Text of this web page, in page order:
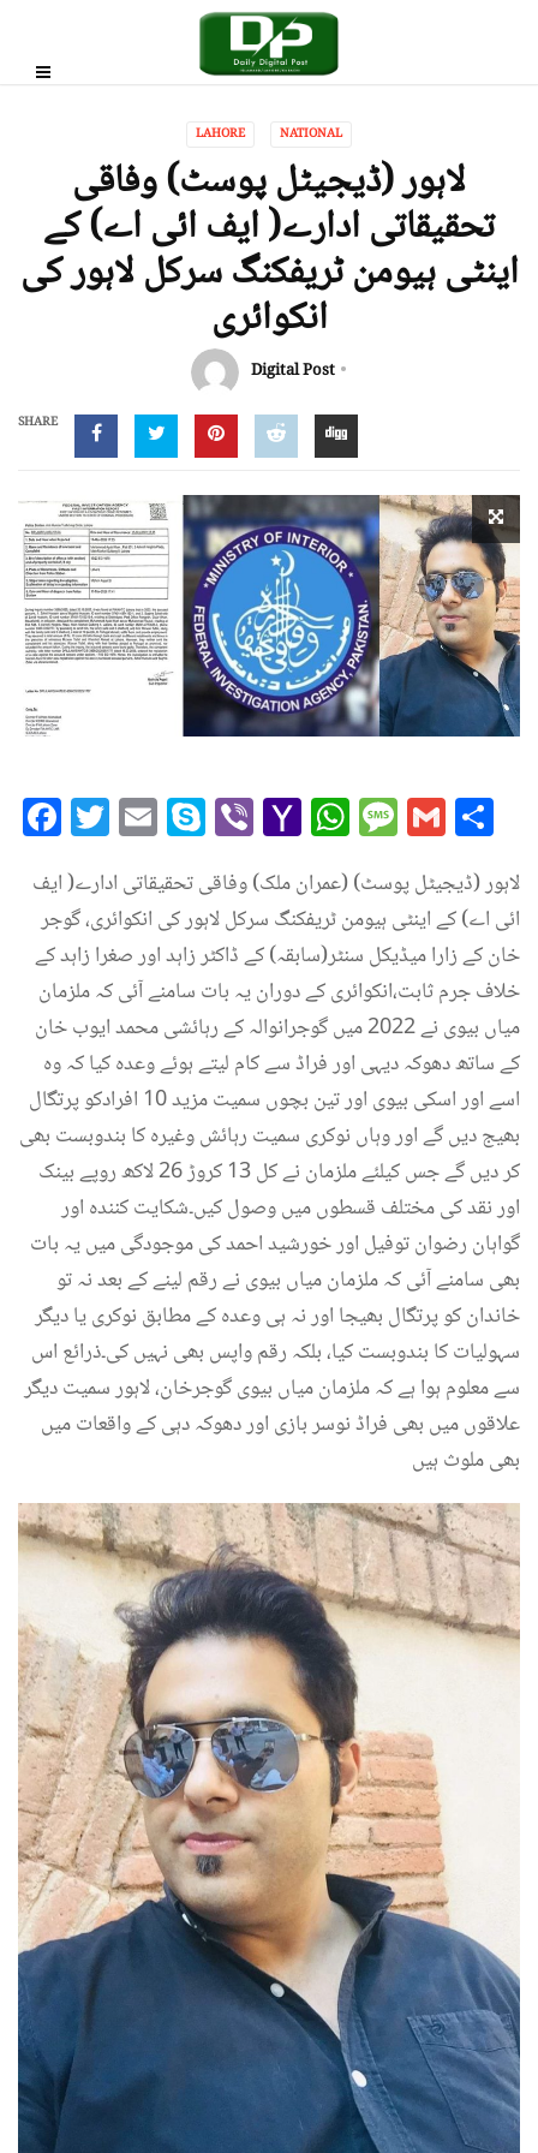
LAHORE NATIONAL
لاہور (ڈیجیٹل پوسٹ) وفاقی
تحقیقاتی ادارے( ایف ائی اے) کے
اینٹی ہیومن ٹریفکنگ سرکل لاہور کی
انکوائری
Digital Post
SHARE
Facebook
Twitter
EmailSkype
ViberYahoo
Mail
لاہور (ڈیجیٹل پوسٹ) (عمران ملک) وفاقی تحقیقاتی ادارے( ایف
ائی اے) کے اینٹی ہیومن ٹریفکنگ سرکل لاہور کی انکوائری، گوجر
خان کے زارا میڈیکل سنٹر(سابقہ) کے ڈاکٹر زاہد اور صغرا زاہد کے
خلاف جرم ثابت،انکوائری کے دوران یہ بات سامنے آئی کہ ملزمان
میاں بیوی نے 2022 میں گوجرانوالہ کے رہائشی محمد ایوب خان
کے ساتھ دھوکہ دیہی اور فراڈ سے کام لیتے ہوئے وعدہ کیا کہ وہ
اسے اور اسکی بیوی اور تین بچوں سمیت مزید 10 افرادکو پرتگال
بھیج دیں گے اور وہاں نوکری سمیت رہائش وغیرہ کا بندوبست بھی
کر دیں گے جس کیلئے ملزمان نے کل 13 کروڑ 26 لاکھ روپے بینک
اور نقد کی مختلف قسطوں میں وصول کیں۔شکایت کنندہ اور
گواہان رضوان توفیل اور خورشید احمد کی موجودگی میں یہ بات
بھی سامنے آئی کہ ملزمان میاں بیوی نے رقم لینے کے بعد نہ تو
خاندان کو پرتگال بھیجا اور نہ ہی وعدہ کے مطابق نوکری یا دیگر
سہولیات کا بندوبست کیا، بلکہ رقم واپس بھی نہیں کی۔ذرائع اس
سے معلوم ہوا ہے کہ ملزمان میاں بیوی گوجرخان، لاہور سمیت دیگر
علاقوں میں بھی فراڈ نوسر بازی اور دھوکہ دہی کے واقعات میں
بھی ملوث ہیں